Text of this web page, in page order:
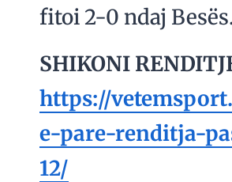
fitoi 2-0 ndaj
SHIKONI
https://
e-pare-renditja-
12/